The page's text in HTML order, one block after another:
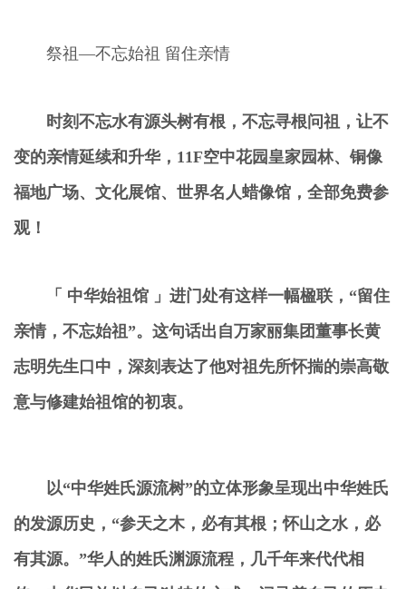
祭祖—不忘始祖 留住亲情
时刻不忘水有源头树有根，不忘寻根问祖， 让不
变的亲情延续和升华，11F空中花园皇家园林、铜像
福地广场、文化展馆、世界名人蜡像馆，全部免费参
观！
「 中华始祖馆 」进门处有这样一幅楹联，“留住
亲情，不忘始祖”。这句话出自万家丽集团董事长黄
志明先生口中，深刻表达了他对祖先所怀揣的崇高敬
意与修建始祖馆的初衷。
以“中华姓氏源流树”的立体形象呈现出中华姓氏
的发源历史，“参天之木，必有其根；怀山之水，必
有其源。”华人的姓氏渊源流程，几千年来代代相